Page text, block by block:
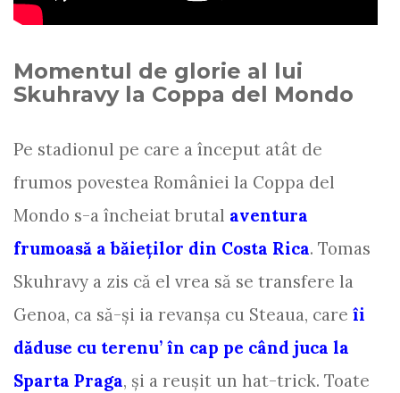
Momentul de glorie al lui
Skuhravy la Coppa del Mondo
Pe stadionul pe care a început atât de
frumos povestea României la Coppa del
Mondo s-a încheiat brutal aventura
frumoasă a băieţilor din Costa Rica. Tomas
Skuhravy a zis că el vrea să se transfere la
Genoa, ca să-şi ia revanşa cu Steaua, care îi
dăduse cu terenu’ în cap pe când juca la
Sparta Praga, şi a reuşit un hat-trick. Toate